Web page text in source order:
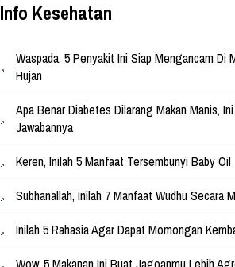
Info Kesehatan
Waspada, 5 Penyakit Ini Siap Mengancam Di
Hujan
Apa Benar Diabetes Dilarang Makan Manis, Ini
Jawabannya
Keren, Inilah 5 Manfaat Tersembunyi Baby Oil
Subhanallah, Inilah 7 Manfaat Wudhu Secara
Inilah 5 Rahasia Agar Dapat Momongan